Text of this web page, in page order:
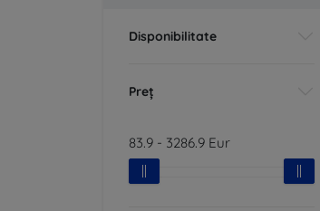
Disponibilitate
Preț
83.9 - 3286.9 Eur